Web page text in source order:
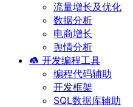
流量增长及优化
数据分析
电商增长
舆情分析
开发编程工具
编程代码辅助
开发框架
SQL数据库辅助